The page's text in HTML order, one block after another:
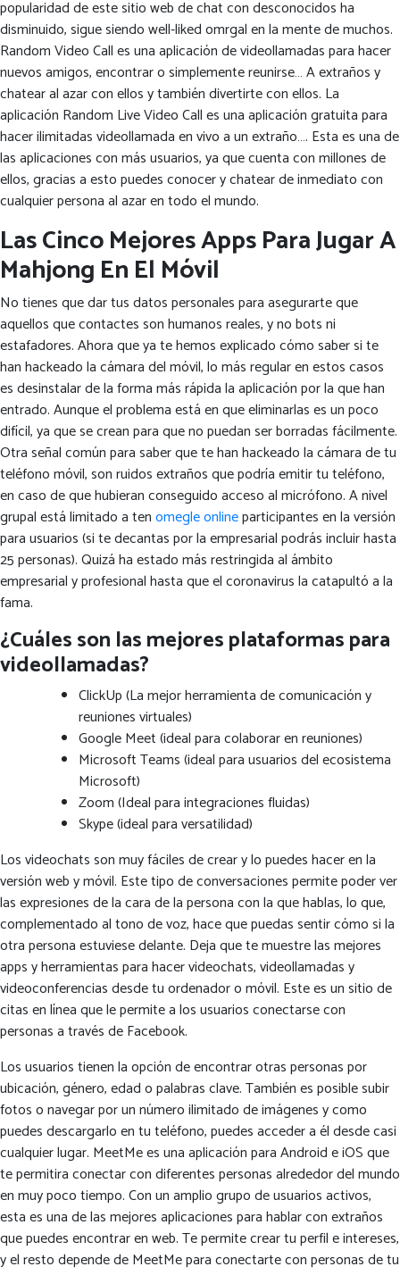
popularidad de este sitio web de chat con desconocidos ha
disminuido, sigue siendo well-liked omrgal en la mente de muchos.
Random Video Call es una aplicación de videollamadas para hacer
nuevos amigos, encontrar o simplemente reunirse… A extraños y
chatear al azar con ellos y también divertirte con ellos. La
aplicación Random Live Video Call es una aplicación gratuita para
hacer ilimitadas videollamada en vivo a un extraño…. Esta es una de
las aplicaciones con más usuarios, ya que cuenta con millones de
ellos, gracias a esto puedes conocer y chatear de inmediato con
cualquier persona al azar en todo el mundo.
Las Cinco Mejores Apps Para Jugar A
Mahjong En El Móvil
No tienes que dar tus datos personales para asegurarte que
aquellos que contactes son humanos reales, y no bots ni
estafadores. Ahora que ya te hemos explicado cómo saber si te
han hackeado la cámara del móvil, lo más regular en estos casos
es desinstalar de la forma más rápida la aplicación por la que han
entrado. Aunque el problema está en que eliminarlas es un poco
difícil, ya que se crean para que no puedan ser borradas fácilmente.
Otra señal común para saber que te han hackeado la cámara de tu
teléfono móvil, son ruidos extraños que podría emitir tu teléfono,
en caso de que hubieran conseguido acceso al micrófono. A nivel
grupal está limitado a tenomegle onlineparticipantes en la versión
para usuarios (si te decantas por la empresarial podrás incluir hasta
25 personas). Quizá ha estado más restringida al ámbito
empresarial y profesional hasta que el coronavirus la catapultó a la
fama.
¿Cuáles son las mejores plataformas para
videollamadas?
ClickUp (La mejor herramienta de comunicación y
reuniones virtuales)
Google Meet (ideal para colaborar en reuniones)
Microsoft Teams (ideal para usuarios del ecosistema
Microsoft)
Zoom (Ideal para integraciones fluidas)
Skype (ideal para versatilidad)
Los videochats son muy fáciles de crear y lo puedes hacer en la
versión web y móvil. Este tipo de conversaciones permite poder ver
las expresiones de la cara de la persona con la que hablas, lo que,
complementado al tono de voz, hace que puedas sentir cómo si la
otra persona estuviese delante. Deja que te muestre las mejores
apps y herramientas para hacer videochats, videollamadas y
videoconferencias desde tu ordenador o móvil. Este es un sitio de
citas en línea que le permite a los usuarios conectarse con
personas a través de Facebook.
Los usuarios tienen la opción de encontrar otras personas por
ubicación, género, edad o palabras clave. También es posible subir
fotos o navegar por un número ilimitado de imágenes y como
puedes descargarlo en tu teléfono, puedes acceder a él desde casi
cualquier lugar. MeetMe es una aplicación para Android e iOS que
te permitira conectar con diferentes personas alrededor del mundo
en muy poco tiempo. Con un amplio grupo de usuarios activos,
esta es una de las mejores aplicaciones para hablar con extraños
que puedes encontrar en web. Te permite crear tu perfil e intereses,
y el resto depende de MeetMe para conectarte con personas de tu